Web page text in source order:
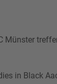
Münster
in Black